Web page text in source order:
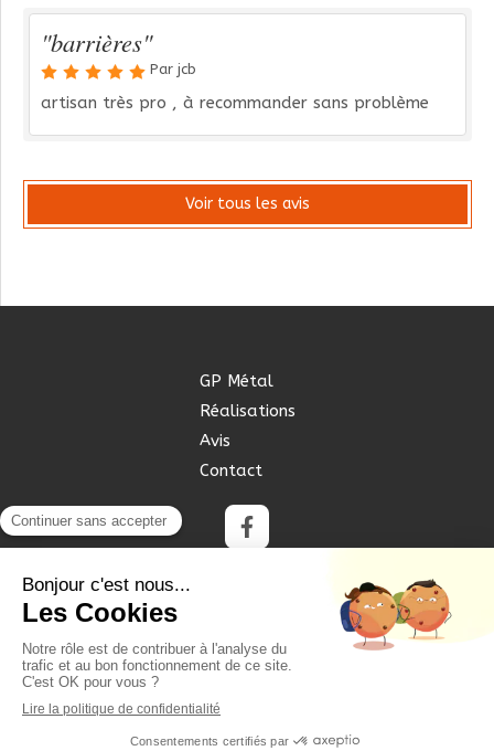
"barrières"
Par jcb
artisan très pro , à recommander sans problème
Voir tous les avis
GP Métal
Réalisations
Avis
Contact
©2017 GP Métal - Métallerie Serrurerie
Mentions légales
Création et référencement du site par Simplébo